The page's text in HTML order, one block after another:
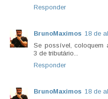
Responder
BrunoMaximos 18 de
Se possível, coloquem
3 de tributário...
Responder
BrunoMaximos 18 de